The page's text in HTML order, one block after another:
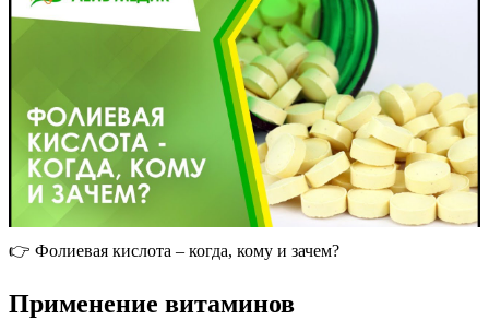
👉 Фолиевая кислота – когда, кому и зачем?
Применение витаминов